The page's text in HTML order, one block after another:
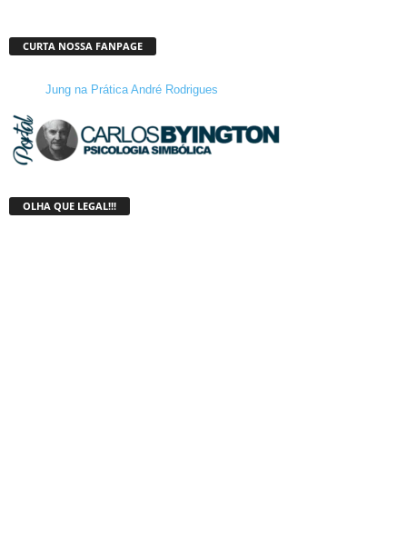
CURTA NOSSA FANPAGE
Jung na Prática André Rodrigues
OLHA QUE LEGAL!!!